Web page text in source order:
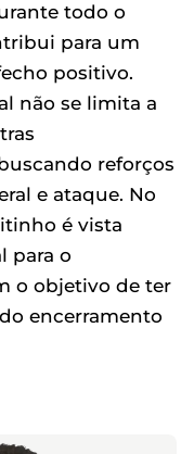
todo o
para um
positivo.
não se limita a
reforços
e ataque. No
é vista
para o
o objetivo de ter
encerramento